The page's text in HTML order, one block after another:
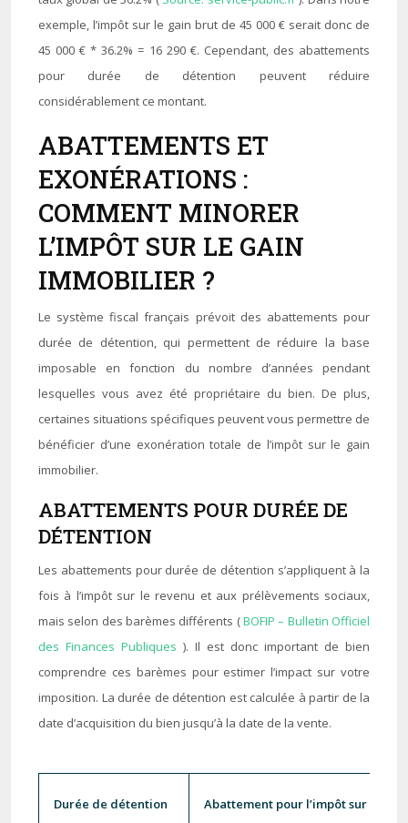
exemple, l’impôt sur le gain brut de 45 000 € serait donc de
45 000 € * 36.2% = 16 290 €. Cependant, des abattements
pour durée de détention peuvent réduire
considérablement ce montant.
ABATTEMENTS ET
EXONÉRATIONS :
COMMENT MINORER
L’IMPÔT SUR LE GAIN
IMMOBILIER ?
Le système fiscal français prévoit des abattements pour
durée de détention, qui permettent de réduire la base
imposable en fonction du nombre d’années pendant
lesquelles vous avez été propriétaire du bien. De plus,
certaines situations spécifiques peuvent vous permettre de
bénéficier d’une exonération totale de l’impôt sur le gain
immobilier.
ABATTEMENTS POUR DURÉE DE
DÉTENTION
Les abattements pour durée de détention s’appliquent à la
fois à l’impôt sur le revenu et aux prélèvements sociaux,
mais selon des barèmes différents (BOFIP – Bulletin Officiel
des Finances Publiques ). Il est donc important de bien
comprendre ces barèmes pour estimer l’impact sur votre
imposition. La durée de détention est calculée à partir de la
date d’acquisition du bien jusqu’à la date de la vente.
Durée de détention Abattement pour l’impôt sur le